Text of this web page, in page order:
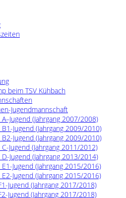
beim TSV Kühbach
Jugendmannschaft
(Jahrgang 2007/2008)
Jugend (Jahrgang 2009/2010)
Jugend (Jahrgang 2009/2010)
Jugend (Jahrgang 2011/2012)
Jugend (Jahrgang 2013/2014)
Jugend (Jahrgang 2015/2016)
Jugend (Jahrgang 2015/2016)
Jugend (Jahrgang 2017/2018)
Jugend (Jahrgang 2017/2018)